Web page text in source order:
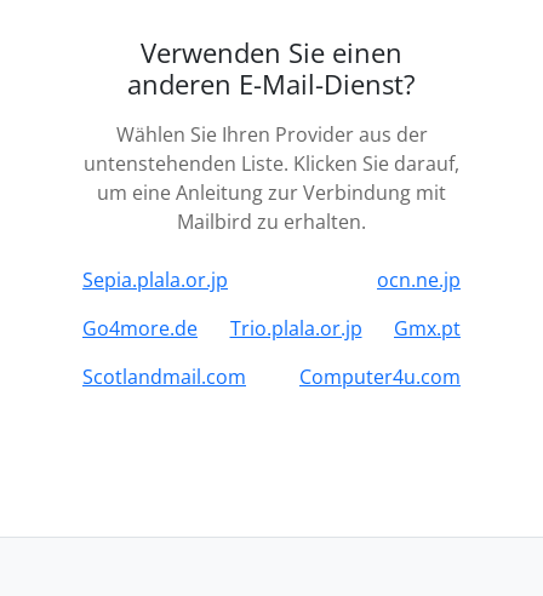
Verwenden Sie einen
anderen E-Mail-Dienst?
Wählen Sie Ihren Provider aus der
untenstehenden Liste. Klicken Sie darauf,
um eine Anleitung zur Verbindung mit
Mailbird zu erhalten.
Sepia.plala.or.jp
ocn.ne.jp
Go4more.de
Trio.plala.or.jp
Gmx.pt
Scotlandmail.com
Computer4u.com